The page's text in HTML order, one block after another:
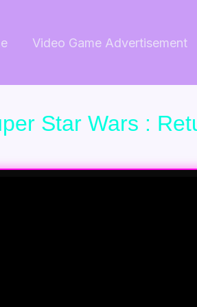
Video Game Advertisement
Star Wars :